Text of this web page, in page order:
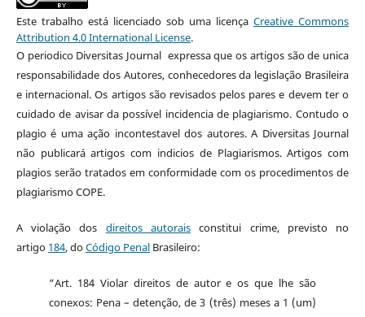
Este trabalho está licenciado sob uma licençaCreative Commons
Attribution 4.0 International License.
O periodico Diversitas Journal expressa que os artigos são de unica
responsabilidade dos Autores, conhecedores da legislação Brasileira
e internacional. Os artigos são revisados pelos pares e devem ter o
cuidado de avisar da possível incidencia de plagiarismo. Contudo o
plagio é uma ação incontestavel dos autores. A Diversitas Journal
não publicará artigos com indicios de Plagiarismos. Artigos com
plagios serão tratados em conformidade com os procedimentos de
plagiarismo COPE.
A violação dos direitos autorais constitui crime, previsto no
artigo 184, doCódigo PenalBrasileiro:
“Art. 184 Violar direitos de autor e os que lhe são
conexos: Pena – detenção, de 3 (três) meses a 1 (um)